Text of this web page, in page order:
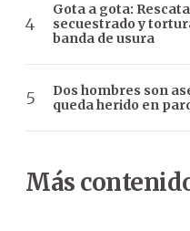
Gota a gota:
secuestrado y
banda de usura
Dos hombres son
queda herido en
Más